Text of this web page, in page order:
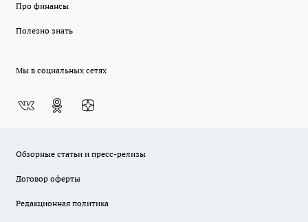
Про финансы
Полезно знать
Мы в социальных сетях
Обзорные статьи и пресс-релизы
Договор оферты
Редакционная политика